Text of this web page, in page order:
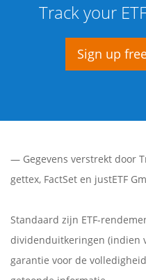
Track your
Sign up
— Gegevens verstrekt door
gettex, FactSet en justETF
Standaard zijn ETF-
dividenduitkeringen (indien
garantie voor de